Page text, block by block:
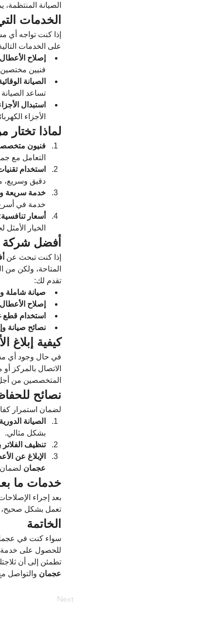
الصيانة
الخدمات
إذا كنت تواجه أي
على الخدمات
إصلاح الأعطال
فنيين
الصيانة
تساعد
استبدال
الأجزاء
لماذا
فنيون
التعامل مع
استخدام
دقيق وسريع،
خدمة سريعة
خدمة في
أسعار تنافسية
الخيار
أفضل شركة
إذا كنت تبحث عن
المتاحة، ولكن من
تقدم لك:
صيانة شاملة
إصلاح
استخدام قطع
نصائح صيانة
كيفية
في حال وجود أي
الاتصال بالمركز
المتخصصين من
نصائح
لضمان استمرار
الصيانة الدورية
بشكل مثالي.
تنظيف الفلاتر
الإبلاغ عن
عجمان لضمان
خدمات ما
بعد إجراء
تعمل بشكل صحيح،
الخاتمة
سواء كنت في
للحصول على خدمة
تطمئن إلى أن
عجمان والتواصل
Next